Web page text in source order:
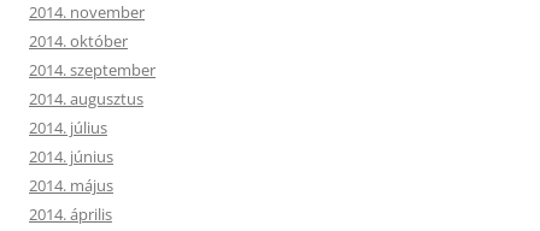
2014. november
2014. október
2014. szeptember
2014. augusztus
2014. július
2014. június
2014. május
2014. április